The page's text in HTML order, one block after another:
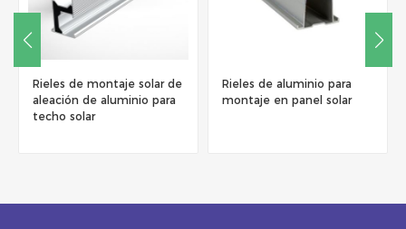
Rieles de montaje solar de
aleación de aluminio para
techo solar
Rieles de aluminio para
montaje en panel solar